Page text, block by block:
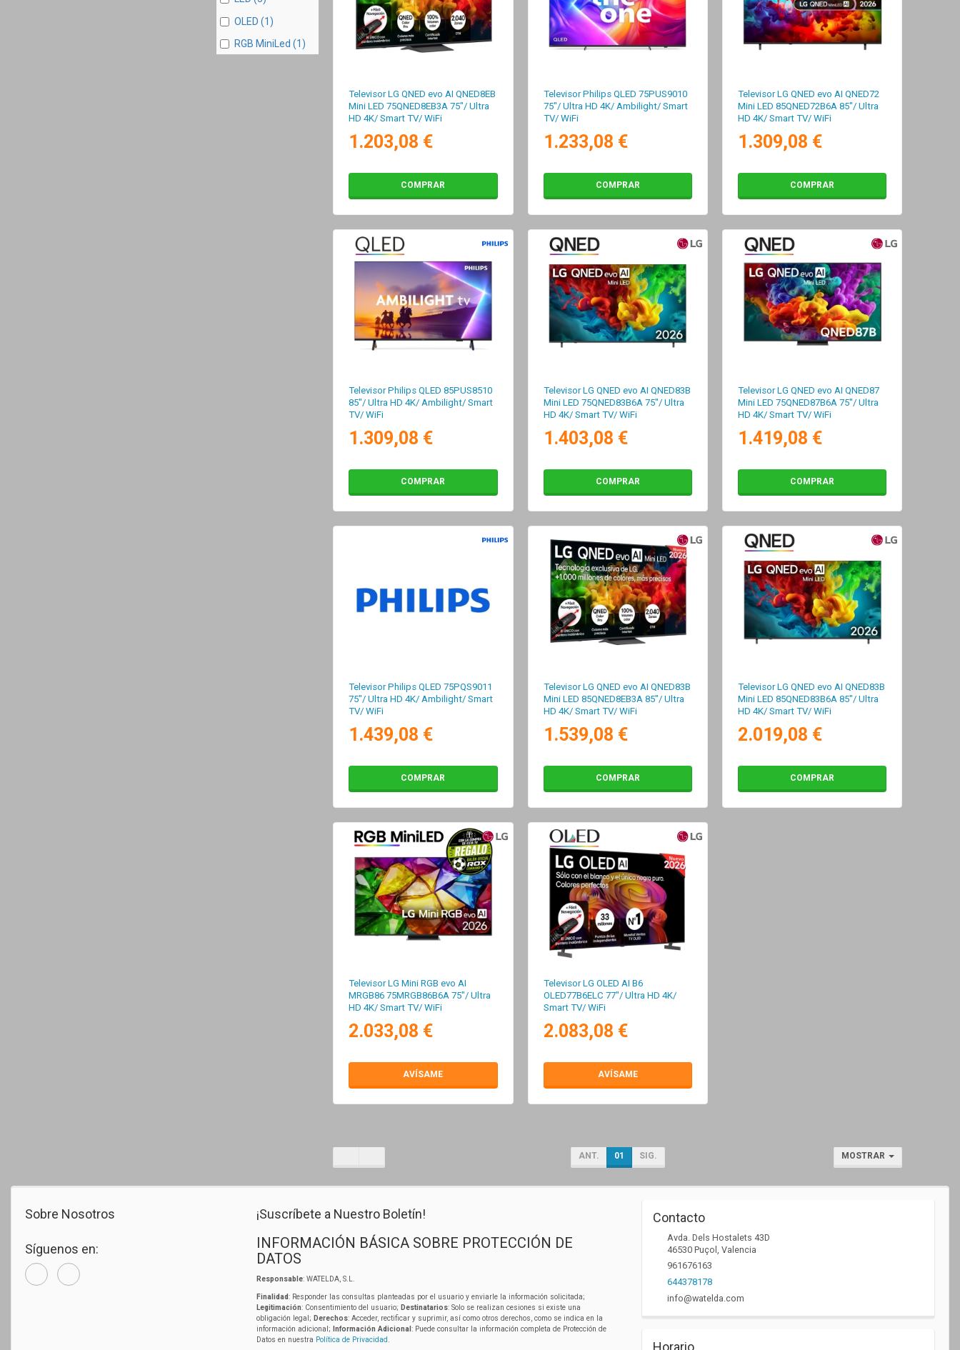
OLED (1)
RGB MiniLed (1)
Televisor LG QNED evo AI QNED8EB
Mini LED 75QNED8EB3A 75"/ Ultra
HD 4K/ Smart TV/ WiFi
1.203,08 €
COMPRAR
Televisor Philips QLED 75PUS9010
75"/ Ultra HD 4K/ Ambilight/ Smart
TV/ WiFi
1.233,08 €
COMPRAR
Televisor LG QNED evo AI QNED72
Mini LED 85QNED72B6A 85"/ Ultra
HD 4K/ Smart TV/ WiFi
1.309,08 €
COMPRAR
Televisor Philips QLED 85PUS8510
85"/ Ultra HD 4K/ Ambilight/ Smart
TV/ WiFi
1.309,08 €
COMPRAR
Televisor LG QNED evo AI QNED83B
Mini LED 75QNED83B6A 75"/ Ultra
HD 4K/ Smart TV/ WiFi
1.403,08 €
COMPRAR
Televisor LG QNED evo AI QNED87
Mini LED 75QNED87B6A 75"/ Ultra
HD 4K/ Smart TV/ WiFi
1.419,08 €
COMPRAR
Televisor Philips QLED 75PQS9011
75"/ Ultra HD 4K/ Ambilight/ Smart
TV/ WiFi
1.439,08 €
COMPRAR
Televisor LG QNED evo AI QNED83B
Mini LED 85QNED8EB3A 85"/ Ultra
HD 4K/ Smart TV/ WiFi
1.539,08 €
COMPRAR
Televisor LG QNED evo AI QNED83B
Mini LED 85QNED83B6A 85"/ Ultra
HD 4K/ Smart TV/ WiFi
2.019,08 €
COMPRAR
Televisor LG Mini RGB evo AI
MRGB86 75MRGB86B6A 75"/ Ultra
HD 4K/ Smart TV/ WiFi
2.033,08 €
AVÍSAME
Televisor LG OLED AI B6
OLED77B6ELC 77"/ Ultra HD 4K/
Smart TV/ WiFi
2.083,08 €
AVÍSAME
ANT. 01 SIG. MOSTRAR
Sobre Nosotros
Síguenos en:
¡Suscríbete a Nuestro Boletín!
INFORMACIÓN BÁSICA SOBRE PROTECCIÓN DE
DATOS
Responsable: WATELDA, S.L.
Finalidad: Responder las consultas planteadas por el usuario y enviarle la información solicitada;
Legitimación: Consentimiento del usuario; Destinatarios: Solo se realizan cesiones si existe una
obligación legal; Derechos: Acceder, rectificar y suprimir, así como otros derechos, como se indica en la
información adicional;
Información Adicional : Puede consultar la información completa de Protección de
Datos en nuestra Política de Privacidad
Contacto
Avda. Dels Hostalets 43D
46530 Puçol , Valencia
961676163
644378178
info@watelda.com
Horario